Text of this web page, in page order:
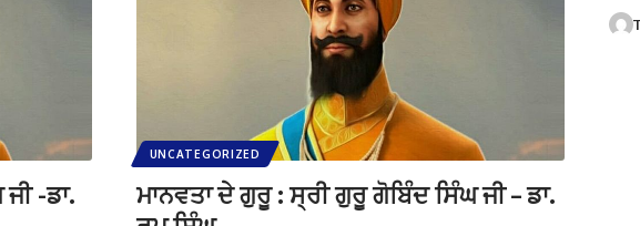
-ਡਾ.
UNCATEGORIZED
ਮਾਨਵਤਾ ਦੇ ਗੁਰੂ : ਸ੍ਰੀ ਗੁਰੂ ਗੋਬਿੰਦ ਸਿੰਘ ਜੀ – ਡਾ.